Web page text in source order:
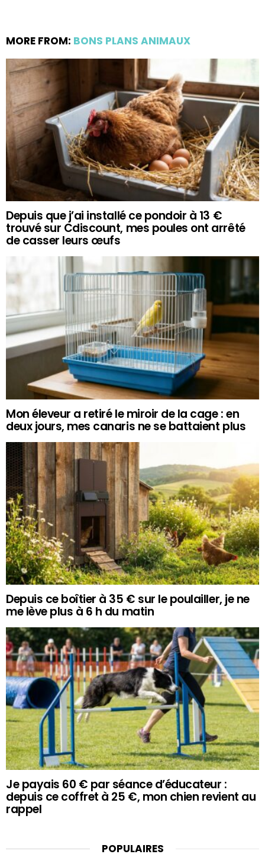
MORE FROM: BONS PLANS ANIMAUX
Depuis que j’ai installé ce pondoir à 13 €
trouvé sur Cdiscount, mes poules ont arrêté
de casser leurs œufs
Mon éleveur a retiré le miroir de la cage : en
deux jours, mes canaris ne se battaient plus
Depuis ce boîtier à 35 € sur le poulailler, je ne
me lève plus à 6 h du matin
Je payais 60 € par séance d’éducateur :
depuis ce coffret à 25 €, mon chien revient au
rappel
POPULAIRES